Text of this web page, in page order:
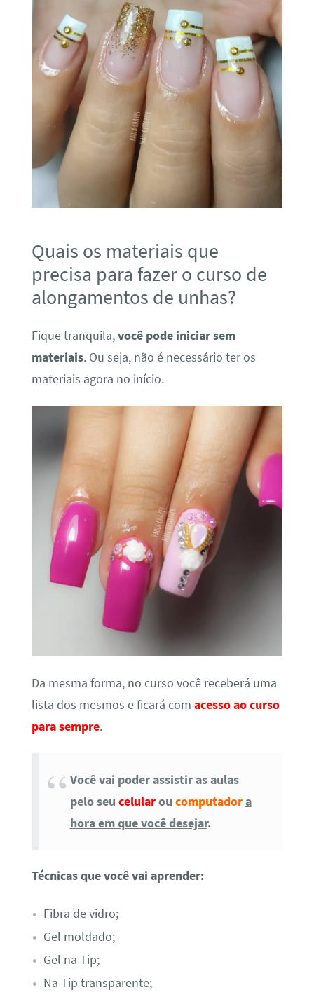
Quais os materiais que
precisa para fazer o curso de
alongamentos de unhas?
Fique tranquila,você pode iniciar sem
materiais. Ou seja, não é necessário ter os
materiais agora no início.
Da mesma forma, no curso você receberá uma
lista dos mesmos e ficará com acesso ao curso
para sempre.
Você vai poder assistir as aulas
pelo seu celularou computador a
hora em que você desejar.
Técnicas que você vai aprender:
Fibra de vidro;
Gel moldado;
Gel na Tip;
Na Tip transparente;